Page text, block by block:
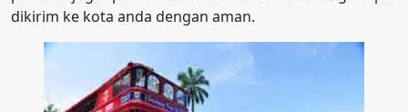
dikirim ke kota anda dengan aman.